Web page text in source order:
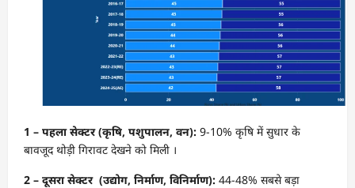
1 – पहला सेक्टर (कृषि, पशुपालन, वन): 9-10% कृषि में सुधार के
बावजूद थोड़ी गिरावट देखने को मिली ।
2 – दूसरा सेक्टर (उद्योग, निर्माण, विनिर्माण): 44-48% सबसे बड़ा